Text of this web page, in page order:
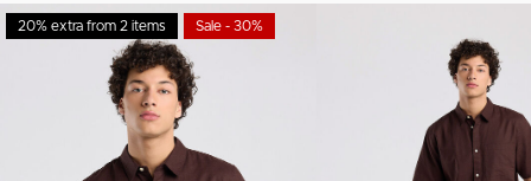
20% extra from 2 items Sale - 30%